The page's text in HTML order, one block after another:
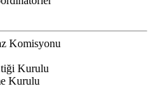
Komisyonu
Kurulu
Kurulu